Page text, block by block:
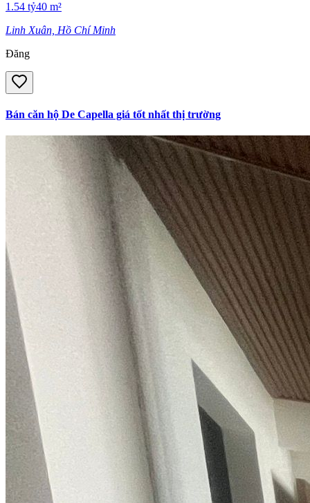
1.54 tỷ40 m²
Linh Xuân, Hồ Chí Minh
Đăng
Bán căn hộ De Capella giá tốt nhất thị trường